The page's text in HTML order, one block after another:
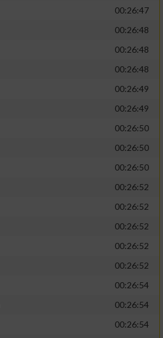
00:26:47
00:26:48
00:26:48
00:26:48
00:26:49
00:26:49
00:26:50
00:26:50
00:26:50
00:26:52
00:26:52
00:26:52
00:26:52
00:26:52
00:26:54
00:26:54
00:26:54